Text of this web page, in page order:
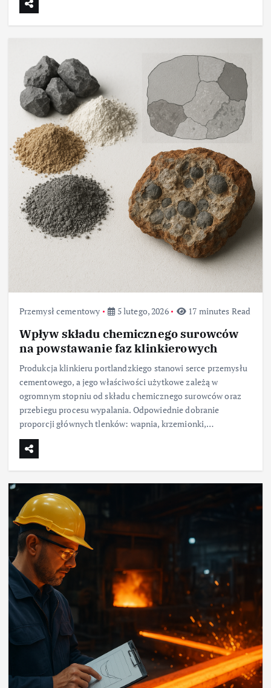
Przemysł cementowy 5 lutego, 2026 17 minutes Read
Wpływ składu chemicznego surowców
na powstawanie faz klinkierowych
Produkcja klinkieru portlandzkiego stanowi serce przemysłu
cementowego, a jego właściwości użytkowe zależą w
ogromnym stopniu od składu chemicznego surowców oraz
przebiegu procesu wypalania. Odpowiednie dobranie
proporcji głównych tlenków: wapnia, krzemionki,…